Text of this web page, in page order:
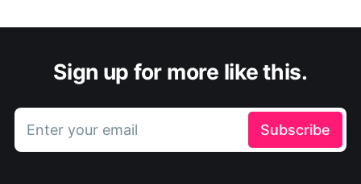
Sign up for more like this.
Enter your email Subscribe